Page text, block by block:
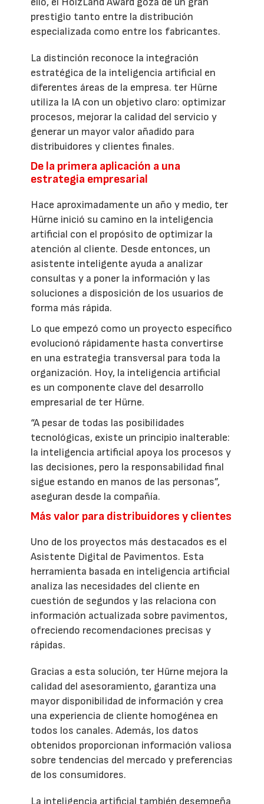
prestigio tanto entre la distribución
especializada como entre los fabricantes.
La distinción reconoce la integración
estratégica de la inteligencia artificial en
diferentes áreas de la empresa. ter Hürne
utiliza la IA con un objetivo claro: optimizar
procesos, mejorar la calidad del servicio y
generar un mayor valor añadido para
distribuidores y clientes finales.
De la primera aplicación a una
estrategia empresarial
Hace aproximadamente un año y medio, ter
Hürne inició su camino en la inteligencia
artificial con el propósito de optimizar la
atención al cliente. Desde entonces, un
asistente inteligente ayuda a analizar
consultas y a poner la información y las
soluciones a disposición de los usuarios de
forma más rápida.
Lo que empezó como un proyecto específico
evolucionó rápidamente hasta convertirse
en una estrategia transversal para toda la
organización. Hoy, la inteligencia artificial
es un componente clave del desarrollo
empresarial de ter Hürne.
“A pesar de todas las posibilidades
tecnológicas, existe un principio inalterable:
la inteligencia artificial apoya los procesos y
las decisiones, pero la responsabilidad final
sigue estando en manos de las personas”,
aseguran desde la compañía.
Más valor para distribuidores y clientes
Uno de los proyectos más destacados es el
Asistente Digital de Pavimentos. Esta
herramienta basada en inteligencia artificial
analiza las necesidades del cliente en
cuestión de segundos y las relaciona con
información actualizada sobre pavimentos,
ofreciendo recomendaciones precisas y
rápidas.
Gracias a esta solución, ter Hürne mejora la
calidad del asesoramiento, garantiza una
mayor disponibilidad de información y crea
una experiencia de cliente homogénea en
todos los canales. Además, los datos
obtenidos proporcionan información valiosa
sobre tendencias del mercado y preferencias
de los consumidores.
La inteligencia artificial también desempeña